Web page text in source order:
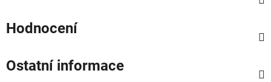
Hodnocení
Ostatní informace